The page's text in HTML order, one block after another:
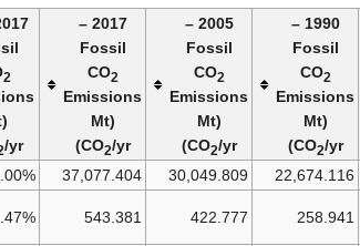
1990 –
Fossil
CO2
Emissions
(Mt
CO2/yr)
2005 –
Fossil
CO2
Emissions
(Mt
CO2/yr)
2017 –
Fossil
CO2
Emissions
(Mt
CO2/yr)
2
/yr)
22,674.116
30,049.809
37,077.404
258.941
422.777
543.381